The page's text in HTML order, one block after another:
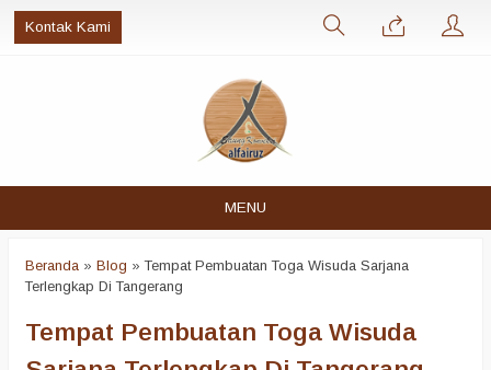
Kontak Kami
MENU
Beranda » Blog »Tempat Pembuatan Toga Wisuda Sarjana
Terlengkap Di Tangerang
Tempat Pembuatan Toga Wisuda